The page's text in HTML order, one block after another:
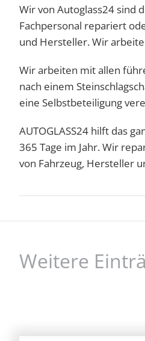
Wir von Autoglass24 sind
Fachpersonal repariert
und Hersteller. Wir
Wir arbeiten mit allen
nach einem
eine Selbstbeteiligung
AUTOGLASS24 hilft das
365 Tage im Jahr. Wir
von Fahrzeug, Hersteller
Weitere